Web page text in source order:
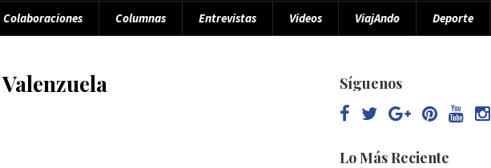
Colaboraciones Columnas Entrevistas Videos ViajAndo Deporte
Síguenos
Lo Más Reciente